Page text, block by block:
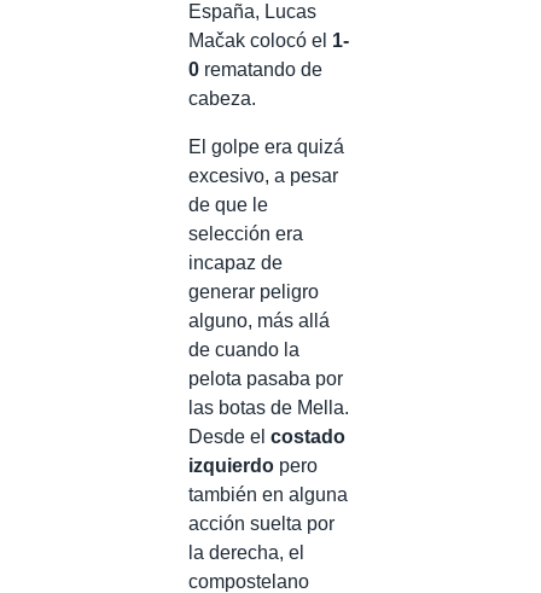
España, Lucas
Mačak colocó el 1-
0 rematando de
cabeza.
El golpe era quizá
excesivo, a pesar
de que le
selección era
incapaz de
generar peligro
alguno, más allá
de cuando la
pelota pasaba por
las botas de Mella.
Desde el costado
izquierdo pero
también en alguna
acción suelta por
la derecha, el
compostelano